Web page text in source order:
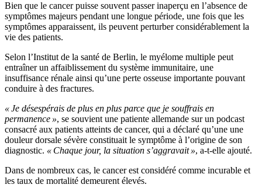
Bien que le cancer puisse souvent passer inaperçu en l’absence de
symptômes majeurs pendant une longue période, une fois que les
symptômes apparaissent, ils peuvent perturber considérablement la
vie des patients.
Selon l’Institut de la santé de Berlin, le myélome multiple peut
entraîner un affaiblissement du système immunitaire, une
insuffisance rénale ainsi qu’une perte osseuse importante pouvant
conduire à des fractures.
« Je désespérais de plus en plus parce que je souffrais en
permanence », se souvient une patiente allemande sur un podcast
consacré aux patients atteints de cancer, qui a déclaré qu’une une
douleur dorsale sévère constituait le symptôme à l’origine de son
diagnostic. « Chaque jour, la situation s’aggravait », a-t-elle ajouté.
Dans de nombreux cas, le cancer est considéré comme incurable et
les taux de mortalité demeurent élevés.